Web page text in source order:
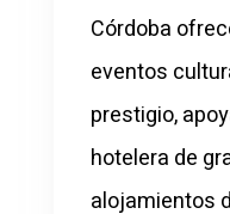
Córdoba
eventos
prestigio,
hotelera de
alojamientos